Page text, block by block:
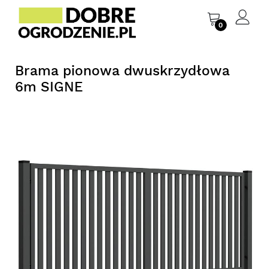
0
Brama pionowa dwuskrzydłowa
6m SIGNE